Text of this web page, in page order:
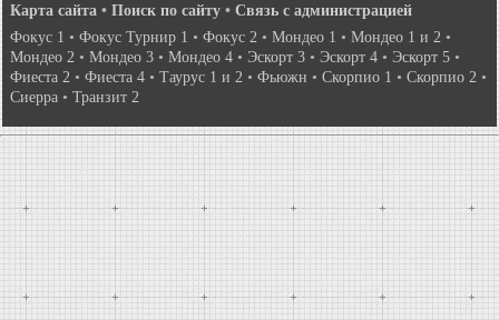
Карта сайта • Поиск по сайту • Связь с администрацией
Фокус 1 • Фокус Турнир 1 • Фокус 2 • Мондео 1 • Мондео 1 и 2 •
Мондео 2 • Мондео 3 • Мондео 4 • Эскорт 3 • Эскорт 4 • Эскорт 5 •
Фиеста 2 • Фиеста 4 • Таурус 1 и 2 • Фьюжн • Скорпио 1 • Скорпио 2 •
Сиерра • Транзит 2